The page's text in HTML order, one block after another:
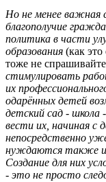
Но не менее важная
благополучие
политика в части
образования (как
тоже не
стимулировать
их
одарённых детей
детский сад - школа
вести их, начиная с
непосредственно
нуждаются также и
Создание для них
- это не просто